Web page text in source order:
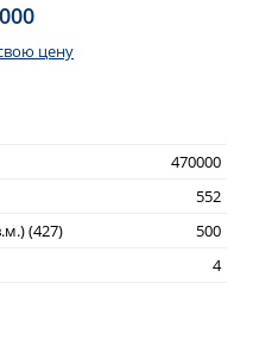
цену
470000
552
(427)
500
4